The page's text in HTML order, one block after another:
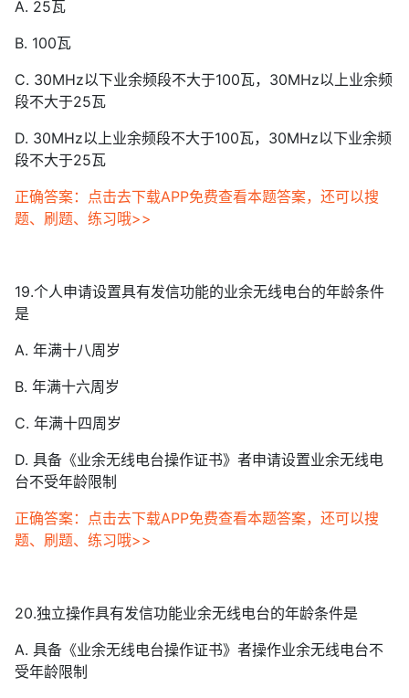
A. 25瓦
B. 100瓦
C. 30MHz以下业余频段不大于100瓦，30MHz以上业余频
段不大于25瓦
D. 30MHz以上业余频段不大于100瓦，30MHz以下业余频
段不大于25瓦
正确答案：点击去下载APP免费查看本题答案，还可以搜
题、刷题、练习哦>>
19.个人申请设置具有发信功能的业余无线电台的年龄条件
是
A. 年满十八周岁
B. 年满十六周岁
C. 年满十四周岁
D. 具备《业余无线电台操作证书》者申请设置业余无线电
台不受年龄限制
正确答案：点击去下载APP免费查看本题答案，还可以搜
题、刷题、练习哦>>
20.独立操作具有发信功能业余无线电台的年龄条件是
A. 具备《业余无线电台操作证书》者操作业余无线电台不
受年龄限制